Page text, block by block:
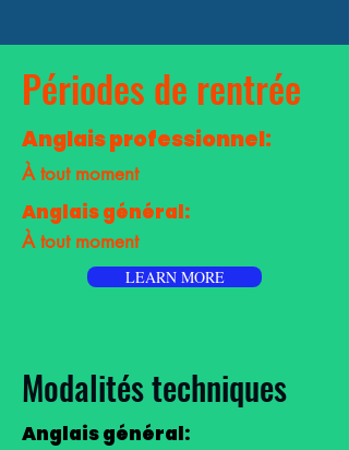
Périodes de rentrée
Anglais professionnel:
À tout moment
Anglais général:
À tout moment
LEARN MORE
Modalités techniques
Anglais général: